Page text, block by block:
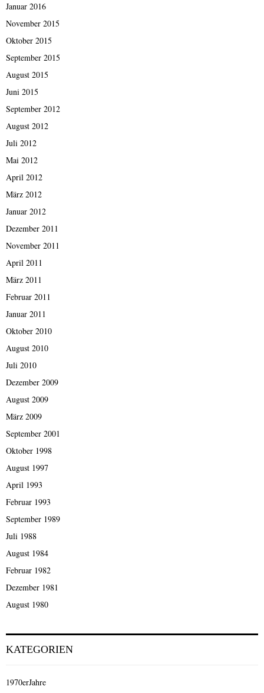
Januar 2016
November 2015
Oktober 2015
September 2015
August 2015
Juni 2015
September 2012
August 2012
Juli 2012
Mai 2012
April 2012
März 2012
Januar 2012
Dezember 2011
November 2011
April 2011
März 2011
Februar 2011
Januar 2011
Oktober 2010
August 2010
Juli 2010
Dezember 2009
August 2009
März 2009
September 2001
Oktober 1998
August 1997
April 1993
Februar 1993
September 1989
Juli 1988
August 1984
Februar 1982
Dezember 1981
August 1980
KATEGORIEN
1970erJahre